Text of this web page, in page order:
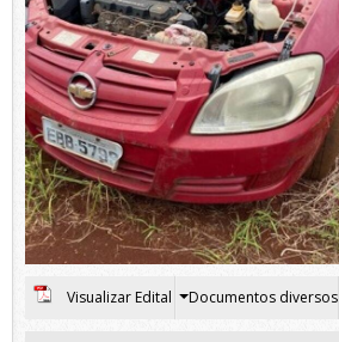
Visualizar Edital Documentos diversos